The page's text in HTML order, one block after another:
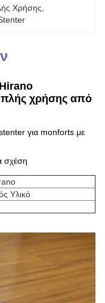
Χρήσης
χρήσης από
για monforts με
σχέση
Υλικό